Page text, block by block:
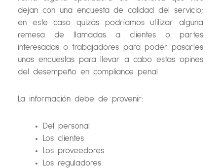
dejan con una encuesta de calidad del servicio;
en este caso quizás podríamos utilizar alguna
remesa de llamadas a clientes o partes
interesadas o trabajadores para poder pasarles
unas encuestas para llevar a cabo estas opines
del desempeño en compliance penal
La información debe de provenir:
Del personal
Los clientes
Los proveedores
Los reguladores